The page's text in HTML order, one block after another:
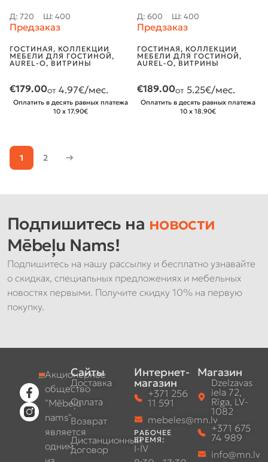
Д: 720 Ш: 400
Предзаказ
ГОСТИНАЯ , КОЛЛЕКЦИИ
МЕБЕЛИ ДЛЯ ГОСТИНОЙ ,
AUREL-O, ВИТРИНЫ
€179.00от 4.97€/мес.
Оплатить в десять равных платежа
10 x 17.90€
Д: 600 Ш: 400
Предзаказ
ГОСТИНАЯ , КОЛЛЕКЦИИ
МЕБЕЛИ ДЛЯ ГОСТИНОЙ ,
AUREL-O, ВИТРИНЫ
€189.00от 5.25€/мес.
Оплатить в десять равных платежа
10 x 18.90€
1 2 →
Подпишитесь на новости
Mēbeļu Nams!
Подпишитесь на нашу рассылку и бесплатно узнавайте
о скидках, специальных предложениях и мебельных
новостях первыми. Получите скидку 10% на первую
покупку.
Акционерное
общество
"Mēbeļu
nams"
является
одним
Сайты
Доставка
Оплата
Возврат
Дистанционный
договор
Интернет-
магазин
+371 256
11 591
mebeles@mn.lv
РАБОЧЕЕ
ВРЕМЯ:
I-IV
Магазин
Dzelzavas
iela 72,
Rīga, LV-
1082
+371 675
74 989
info@mn.lv